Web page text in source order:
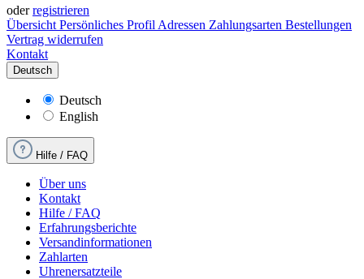
oderregistrieren
Übersicht Persönliches Profil Adressen Zahlungsarten Bestellungen
Vertrag widerrufen
Kontakt
Deutsch
Deutsch
English
Hilfe / FAQ
Über uns
Kontakt
Hilfe / FAQ
Erfahrungsberichte
Versandinformationen
Zahlarten
Uhrenersatzteile